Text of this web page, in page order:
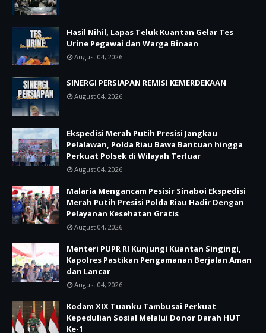
Hasil Nihil, Lapas Teluk Kuantan Gelar Tes
Urine Pegawai dan Warga Binaan
August 04, 2026
SINERGI PERSIAPAN REMISI KEMERDEKAAN
August 04, 2026
Ekspedisi Merah Putih Presisi Jangkau
Pelalawan, Polda Riau Bawa Bantuan hingga
Perkuat Polsek di Wilayah Terluar
August 04, 2026
Malaria Mengancam Pesisir Sinaboi Ekspedisi
Merah Putih Presisi Polda Riau Hadir Dengan
Pelayanan Kesehatan Gratis
August 04, 2026
Menteri PUPR RI Kunjungi Kuantan Singingi,
Kapolres Pastikan Pengamanan Berjalan Aman
dan Lancar
August 04, 2026
Kodam XIX Tuanku Tambusai Perkuat
Kepedulian Sosial Melalui Donor Darah HUT
Ke-1